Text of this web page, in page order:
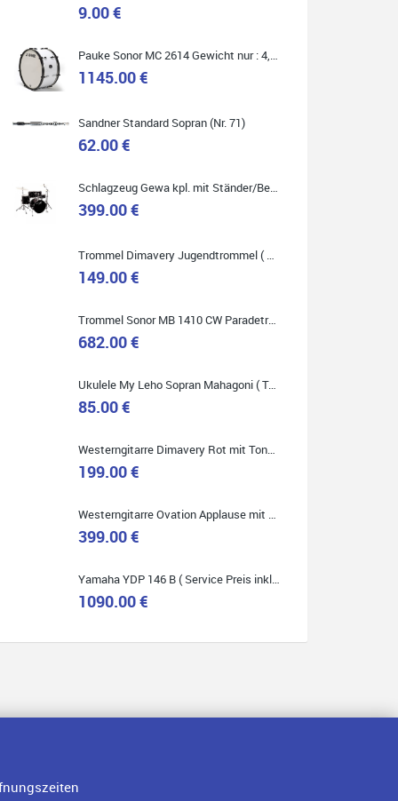
Marie-Luise Mroß
Ich bin super zufrieden mit meiner neuen Ukulele!
Einfach am Freitag vorbeigekommen, eben geklingelt
und top beraten worden. Ich würde den Besuch im
Quelle: Google-Rezension
Klein...aber fein!
Toller Service, nette Leute. Immer wieder gerne..
Quelle: Google-Rezension
9.00 €
1145.00 €
Sandner Standard Sopran (Nr. 71)
62.00 €
399.00 €
149.00 €
Trommel Sonor MB 1410 CW Paradetrommel ( Service Preis inkl. Werkstatt Service )
682.00 €
Ukulele My Leho Sopran Mahagoni ( Top Empfehlung ! )
85.00 €
199.00 €
399.00 €
1090.00 €